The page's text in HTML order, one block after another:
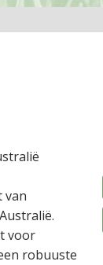
van
voor
robuuste